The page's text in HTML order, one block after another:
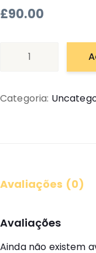
£90.00
Quantidade
Friday
Categoria:
Avaliações (0)
Avaliações
Ainda não existem